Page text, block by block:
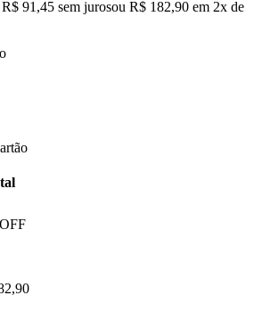
91,45 sem jurosou R$ 182,90 em 2x de